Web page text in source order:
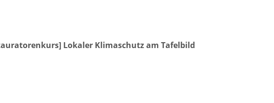
Lokaler Klimaschutz am Tafelbild